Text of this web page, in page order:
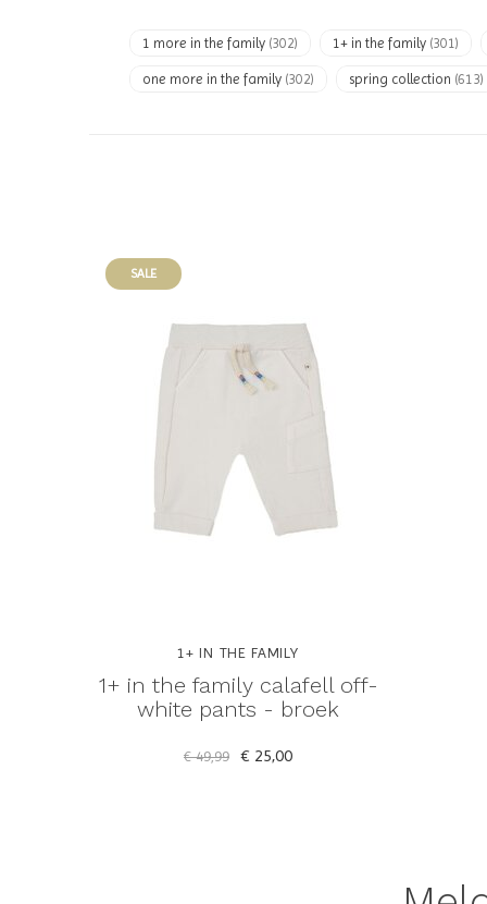
1 more in the family (302) 1+ in the family (301)
one more in the family (302) spring collection (613)
SALE
1+ IN THE FAMILY
1+ in the family calafell off-
white pants - broek
€ 49,99 € 25,00